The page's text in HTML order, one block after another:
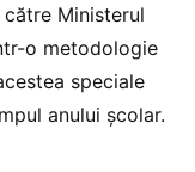
Ministerul
o metodologie
speciale
anului școlar.